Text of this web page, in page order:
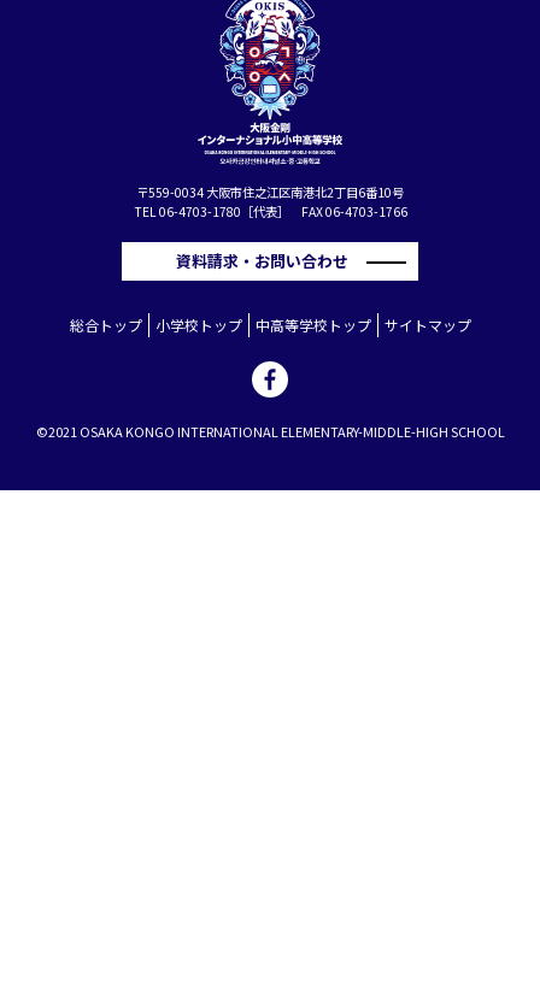
〒559-0034 大阪市住之江区南港北2丁目6番10号
TEL 06-4703-1780［代表］ FAX 06-4703-1766
資料請求・お問い合わせ
総合トップ 小学校トップ 中高等学校トップ サイトマップ
©2021 OSAKA KONGO INTERNATIONAL ELEMENTARY-MIDDLE-HIGH SCHOOL